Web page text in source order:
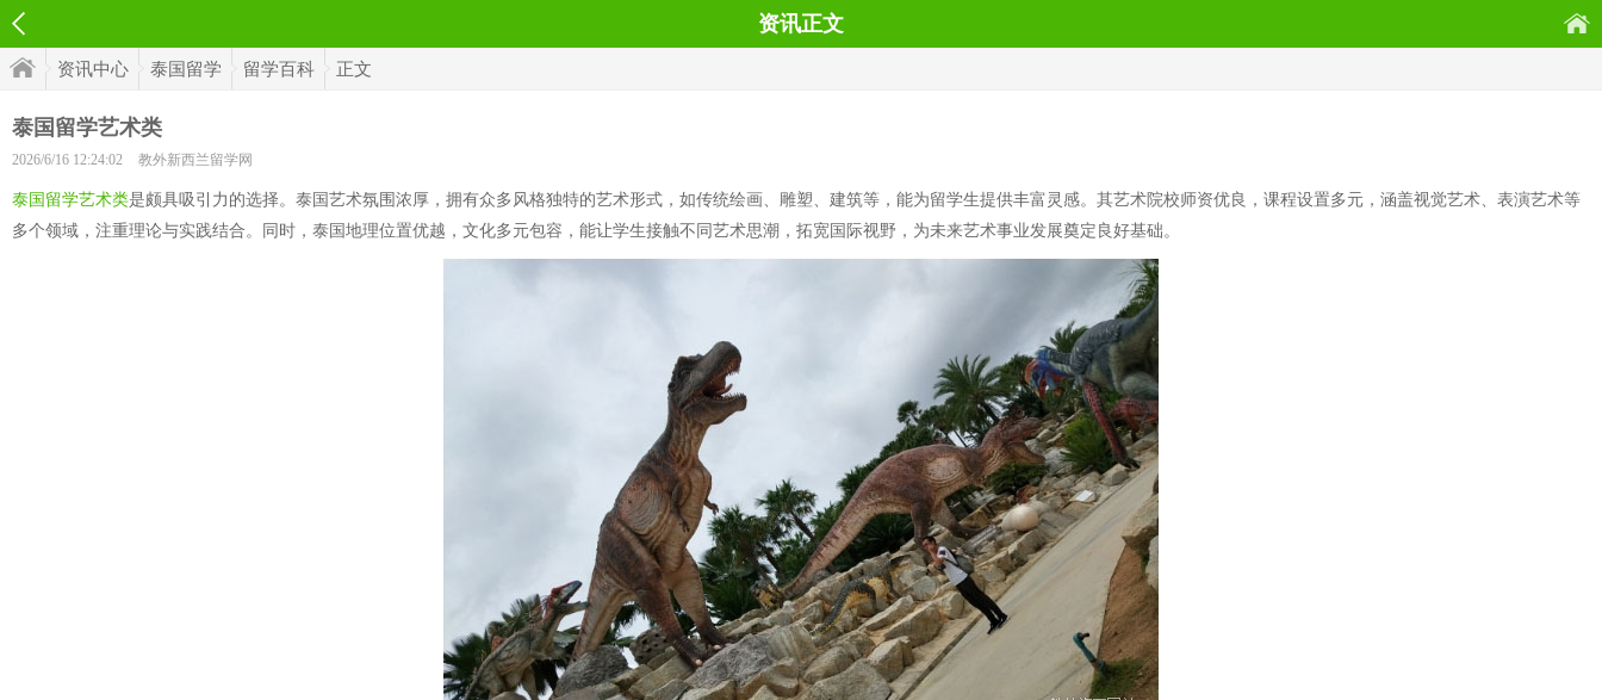
资讯正文
资讯中心 泰国留学 留学百科 正文
泰国留学艺术类
2026/6/16 12:24:02 教外新西兰留学网
泰国留学艺术类是颇具吸引力的选择。泰国艺术氛围浓厚，拥有众多风格独特的艺术形式，如传统绘画、雕塑、建筑等，能为留学生提供丰富灵感。其艺术院校师资优良，课程设置多元，涵盖视觉艺术、表演艺术等
多个领域，注重理论与实践结合。同时，泰国地理位置优越，文化多元包容，能让学生接触不同艺术思潮，拓宽国际视野，为未来艺术事业发展奠定良好基础。